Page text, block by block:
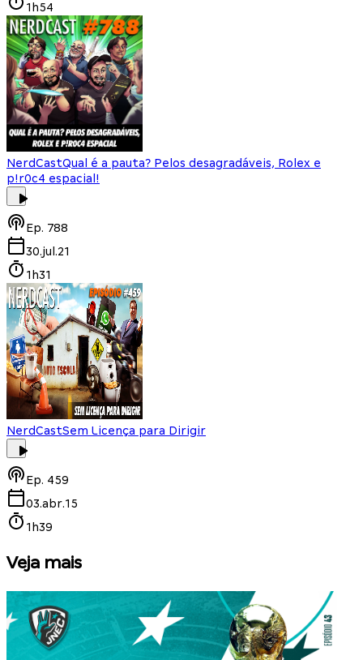
1h54
NerdCastQual é a pauta? Pelos desagradáveis, Rolex e
p!r0c4 espacial!
Ep. 788
30.jul.21
1h31
NerdCastSem Licença para Dirigir
Ep. 459
03.abr.15
1h39
Veja mais